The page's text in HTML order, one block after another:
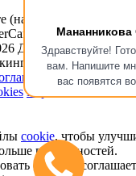
Мананникова
Здравствуйте!
вам. Напишите
вас появятся
(наличный и
ДПК Мербау.
в Новосибирске
Политика
Карта сайта
cookie, чтобы
возможностей.
сайт, вы